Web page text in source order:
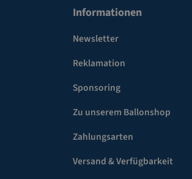
Informationen
Newsletter
Reklamation
Sponsoring
Zu unserem Ballonshop
Zahlungsarten
Versand & Verfügbarkeit